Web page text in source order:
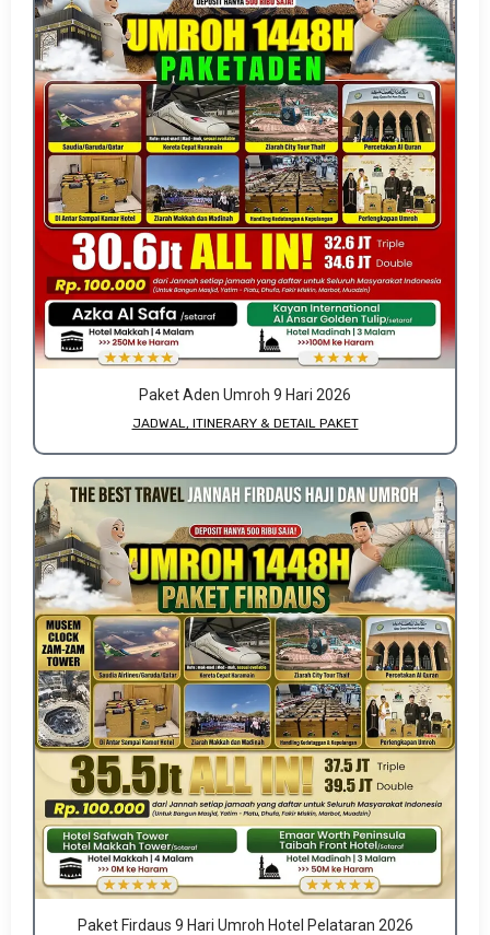
Paket Aden Umroh 9 Hari 2026
JADWAL, ITINERARY & DETAIL PAKET
Paket Firdaus 9 Hari Umroh Hotel Pelataran 2026